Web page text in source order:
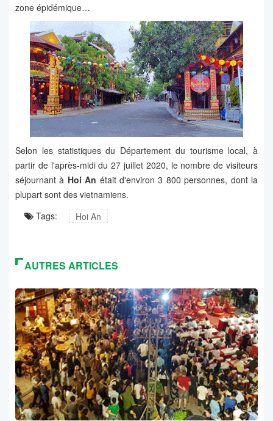
zone épidémique…
Selon les statistiques du Département du tourisme local, à
partir de l'après-midi du 27 juillet 2020, le nombre de visiteurs
séjournant à Hoi An était d'environ 3 800 personnes, dont la
plupart sont des vietnamiens.
Tags:
Hoi An
AUTRES ARTICLES